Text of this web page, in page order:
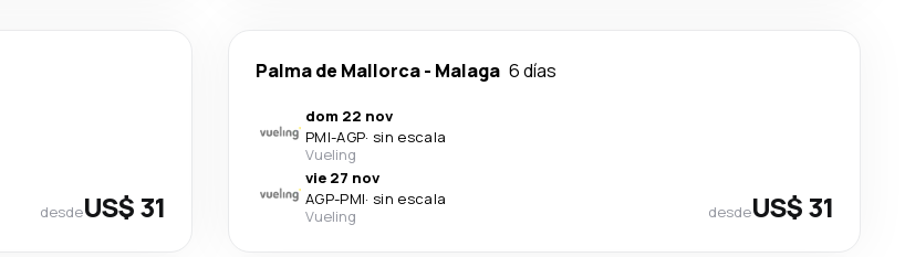
desdeUS$ 31
Palma de Mallorca- Malaga 6 días
dom 22 nov
PMI-AGP· sin escala
Vueling
vie 27 nov
AGP-PMI· sin escala
Vueling
desdeUS$ 31